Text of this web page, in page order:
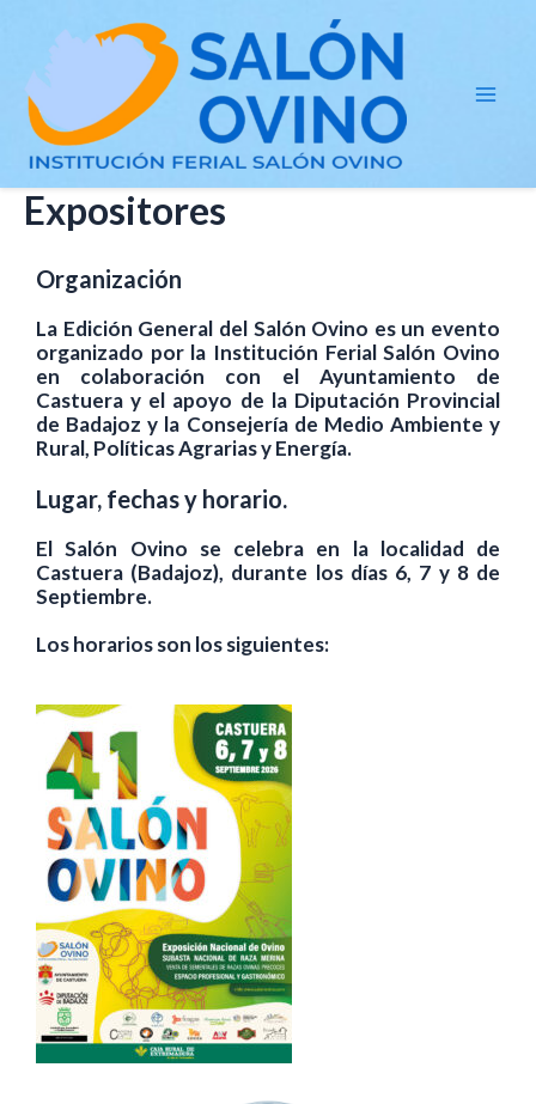
contenido
Expositores
Organización
La Edición General del Salón Ovino es un evento
organizado por la Institución Ferial Salón Ovino
en colaboración con el Ayuntamiento de
Castuera y el apoyo de la Diputación Provincial
de Badajoz y la Consejería de Medio Ambiente y
Rural, Políticas Agrarias y Energía.
Lugar, fechas y horario.
El Salón Ovino se celebra en la localidad de
Castuera (Badajoz), durante los días 6, 7 y 8 de
Septiembre.
Los horarios son los siguientes: